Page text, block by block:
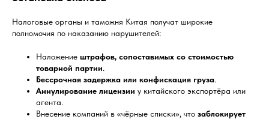
Налоговые органы и таможня Китая получат широкие
полномочия по наказанию нарушителей:
Наложение штрафов, сопоставимых со стоимостью
товарной партии.
Бессрочная задержка или конфискация груза.
Аннулирование лицензии у китайского экспортёра или
агента.
Внесение компаний в «чёрные списки», что заблокирует